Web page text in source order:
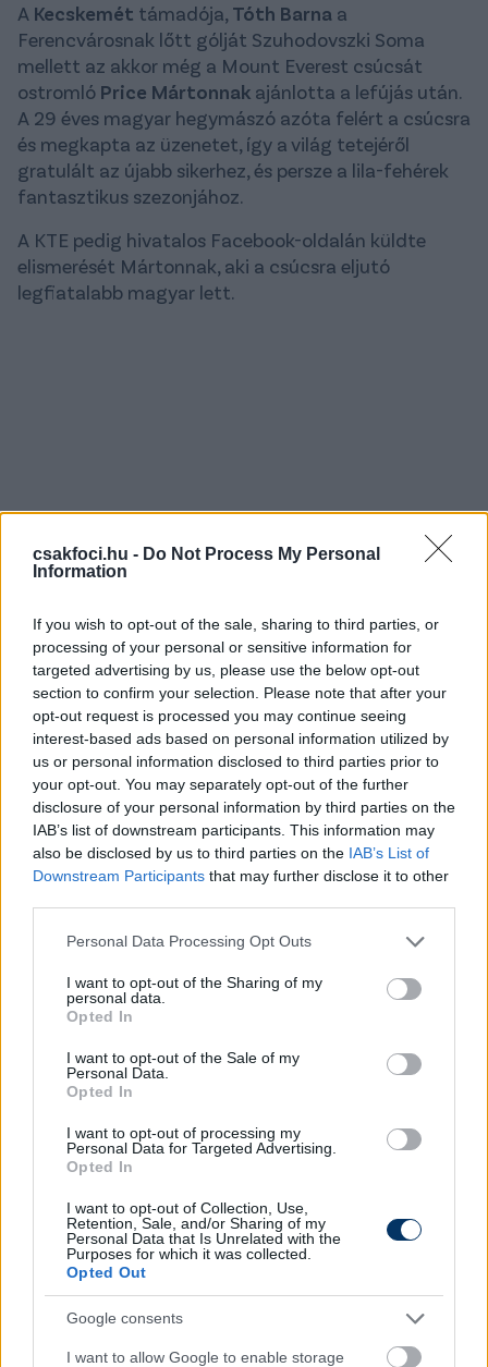
csakfoci.hu - Do Not Process My Personal
Information
If you wish to opt-out of the sale, sharing to third parties, or
processing of your personal or sensitive information for
targeted advertising by us, please use the below opt-out
section to confirm your selection. Please note that after your
opt-out request is processed you may continue seeing
interest-based ads based on personal information utilized by
us or personal information disclosed to third parties prior to
your opt-out. You may separately opt-out of the further
disclosure of your personal information by third parties on the
IAB’s list of downstream participants. This information may
also be disclosed by us to third parties on the IAB’s List of
Downstream Participants that may further disclose it to other
Please note that this website/app uses one or more Google
not limited to your visit or usage behaviour. You may click to
grant or deny consent to Google and its third-party tags to
use your data for below specified purposes in below Google
consent section.
Personal Data Processing Opt Outs
I want to opt-out of the Sharing of my
personal data.
Opted In
I want to opt-out of the Sale of my
Personal Data.
Opted In
I want to opt-out of processing my
Personal Data for Targeted Advertising.
Opted In
I want to opt-out of Collection, Use,
Retention, Sale, and/or Sharing of my
Personal Data that Is Unrelated with the
Purposes for which it was collected.
Opted Out
Google consents
I want to allow Google to enable storage
A Kecskemét támadója, Tóth Barna a
Ferencvárosnak lőtt gólját Szuhodovszki Soma
mellett az akkor még a Mount Everest csúcsát
ostromló Price Mártonnak ajánlotta a lefújás után.
A 29 éves magyar hegymászó azóta felért a csúcsra
és megkapta az üzenetet, így a világ tetejéről
gratulált az újabb sikerhez, és persze a lila-fehérek
fantasztikus szezonjához.
A KTE pedig hivatalos Facebook-oldalán küldte
elismerését Mártonnak, aki a csúcsra eljutó
legfiatalabb magyar lett.
Olvastad már?
Ilyen szezon ritkán van: a Fradinak
három esélye volt, de nem élt vele
Legutóbb a 2016/17-es szezonban fordult elő olyan,
hogy a Fradi csak egy pontot szerezzen egy NB I-es
ellenfelével szemben három mérkőzés alatt.
Elolvasom